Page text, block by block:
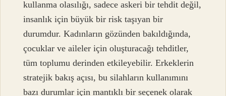
kullanma olasılığı, sadece askeri bir tehdit değil,
insanlık için büyük bir risk taşıyan bir
durumdur. Kadınların gözünden bakıldığında,
çocuklar ve aileler için oluşturacağı tehditler,
tüm toplumu derinden etkileyebilir. Erkeklerin
stratejik bakış açısı, bu silahların kullanımını
bazı durumlar için mantıklı bir seçenek olarak